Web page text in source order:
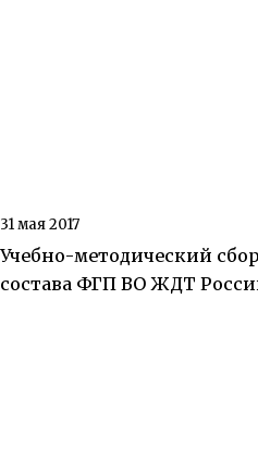
31 мая 2017
Учебно-методический
состава ФГП ВО ЖДТ